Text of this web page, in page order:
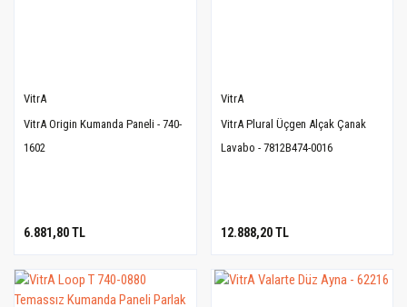
VitrA
VitrA Origin Kumanda Paneli - 740-
1602
6.881,80 TL
VitrA
VitrA Plural Üçgen Alçak Çanak
Lavabo - 7812B474-0016
12.888,20 TL